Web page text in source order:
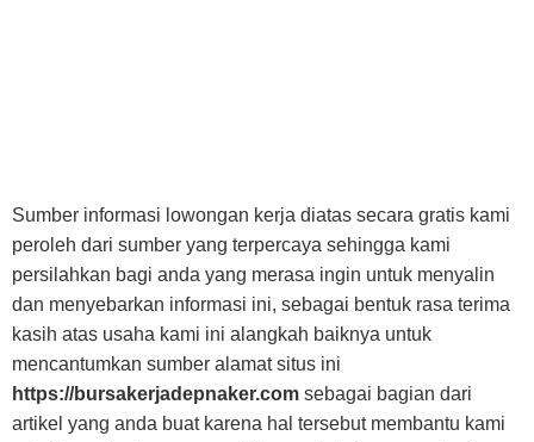
Sumber informasi lowongan kerja diatas secara gratis kami
peroleh dari sumber yang terpercaya sehingga kami
persilahkan bagi anda yang merasa ingin untuk menyalin
dan menyebarkan informasi ini, sebagai bentuk rasa terima
kasih atas usaha kami ini alangkah baiknya untuk
mencantumkan sumber alamat situs ini
https://bursakerjadepnaker.com sebagai bagian dari
artikel yang anda buat karena hal tersebut membantu kami